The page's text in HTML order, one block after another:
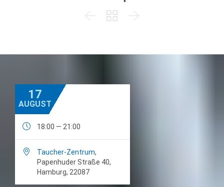
  
17
AUGUST
 18:00 — 21:00
 Taucher-Zentrum,
Papenhuder Straße 40,
Hamburg, 22087